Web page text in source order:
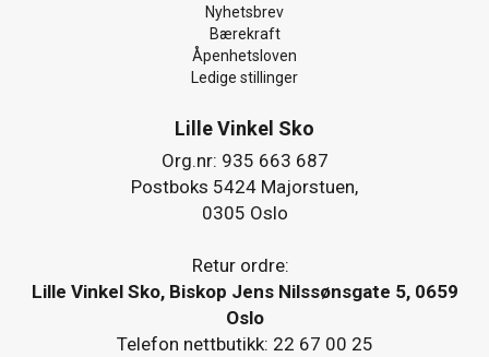
Nyhetsbrev
Bærekraft
Åpenhetsloven
Ledige stillinger
Lille Vinkel Sko
Org.nr: 935 663 687
Postboks 5424 Majorstuen,
0305 Oslo
Retur ordre:
Lille Vinkel Sko, Biskop Jens Nilssønsgate 5, 0659
Oslo
Telefon nettbutikk: 22 67 00 25